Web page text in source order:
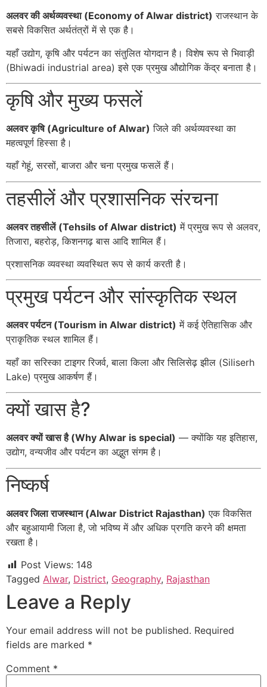
अलवर की अर्थव्यवस्था (Economy of Alwar district) राजस्थान के
सबसे विकसित अर्थतंत्रों में से एक है।
यहाँ उद्योग, कृषि और पर्यटन का संतुलित योगदान है। विशेष रूप से भिवाड़ी
(Bhiwadi industrial area) इसे एक प्रमुख औद्योगिक केंद्र बनाता है।
कृषि और मुख्य फसलें
अलवर कृषि (Agriculture of Alwar) जिले की अर्थव्यवस्था का
महत्वपूर्ण हिस्सा है।
यहाँ गेहूं, सरसों, बाजरा और चना प्रमुख फसलें हैं।
तहसीलें और प्रशासनिक संरचना
अलवर तहसीलें (Tehsils of Alwar district) में प्रमुख रूप से अलवर,
तिजारा, बहरोड़, किशनगढ़ बास आदि शामिल हैं।
प्रशासनिक व्यवस्था व्यवस्थित रूप से कार्य करती है।
प्रमुख पर्यटन और सांस्कृतिक स्थल
अलवर पर्यटन (Tourism in Alwar district) में कई ऐतिहासिक और
प्राकृतिक स्थल शामिल हैं।
यहाँ कासरिस्का टाइगर रिजर्व,बाला किला और सिलिसेढ़ झील (Siliserh
Lake) प्रमुख आकर्षण हैं।
क्यों खास है?
अलवर क्यों खास है (Why Alwar is special) — क्योंकि यह इतिहास,
उद्योग, वन्यजीव और पर्यटन का अद्भुत संगम है।
निष्कर्ष
अलवर जिला राजस्थान (Alwar District Rajasthan) एक विकसित
और बहुआयामी जिला है, जो भविष्य में और अधिक प्रगति करने की क्षमता
रखता है।
Post Views: 148
Tagged Alwar, District, Geography, Rajasthan
Leave a Reply
Your email address will not be published. Required
fields are marked *
Comment *